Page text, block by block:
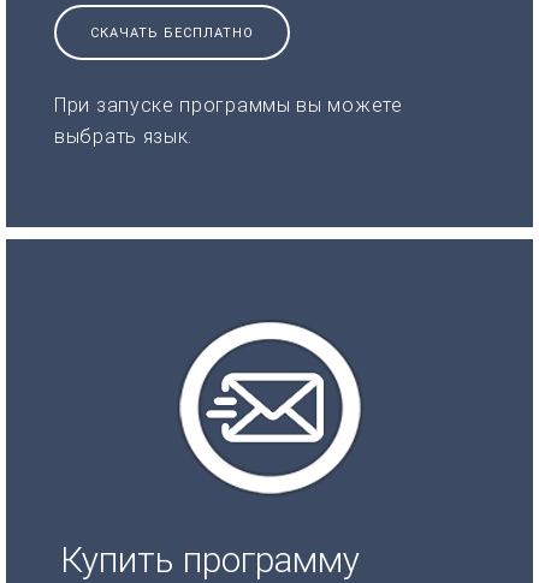
СКАЧАТЬ БЕСПЛАТНО
При запуске программы вы можете
выбрать язык.
Купить программу